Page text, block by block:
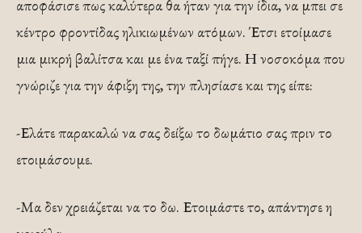
αποφάσισε πως καλύτερα θα ήταν για την ίδια, να μπει σε
κέντρο φροντίδας ηλικιωμένων ατόμων. Έτσι ετοίμασε
μια μικρή βαλίτσα και με ένα ταξί πήγε. Η νοσοκόμα που
γνώριζε για την άφιξη της, την πλησίασε και της είπε:
-Ελάτε παρακαλώ να σας δείξω το δωμάτιο σας πριν το
ετοιμάσουμε.
-Μα δεν χρειάζεται να το δω. Ετοιμάστε το, απάντησε η